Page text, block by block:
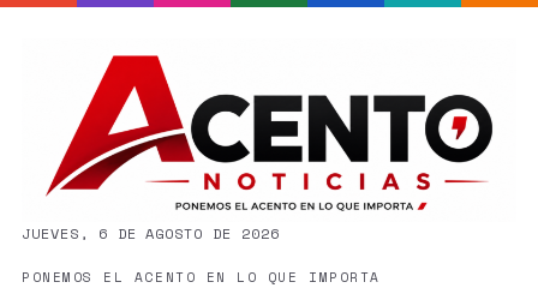
JUEVES, 6 DE AGOSTO DE 2026
PONEMOS EL ACENTO EN LO QUE IMPORTA